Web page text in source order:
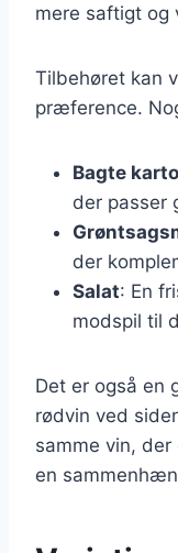
mere saftigt og
Tilbehøret kan
præference.
Bagte
der passer
der
Salat: En
modspil til
Det er også en
rødvin ved
samme vin,
en